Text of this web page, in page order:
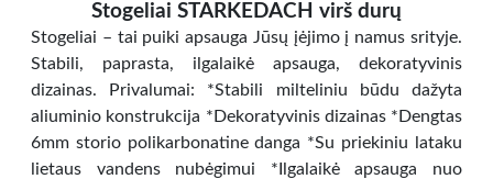
Stogeliai STARKEDACH virš durų
Stogeliai – tai puiki apsauga Jūsų įėjimo į namus srityje.
Stabili, paprasta, ilgalaikė apsauga, dekoratyvinis
dizainas. Privalumai: *Stabili milteliniu būdu dažyta
aliuminio konstrukcija *Dekoratyvinis dizainas *Dengtas
6mm storio polikarbonatine danga *Su priekiniu lataku
lietaus vandens nubėgimui *Ilgalaikė apsauga nuo